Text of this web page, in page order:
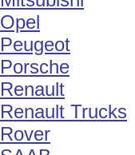
Opel
Peugeot
Porsche
Renault
Renault Trucks
Rover